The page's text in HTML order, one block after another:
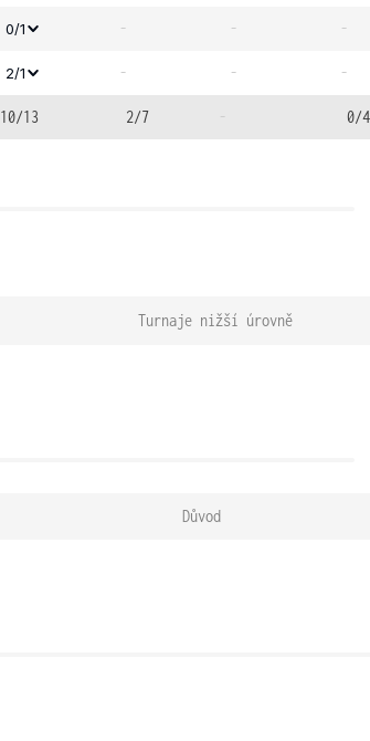
0/1 - - -
2/1 - - -
10/13 2/7 - 0/4
Turnaje nižší úrovně
Důvod